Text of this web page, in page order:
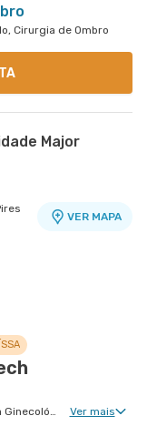
Cirurgia de Ombro
Major
VER MAPA
Ginecologia Clinica, Obstetrícia Clinica, Cirurgia Ginecológica, Ginecologia Endócrina, Núcleo de Endometriose, Uroginecologia, Cirurgia Robótica Ginecológica, Reprodução Humana, Ginecologia Oncológica, Miomatose Uterina(Miomas), Ginecologia Videohisteroscopia Ver mais